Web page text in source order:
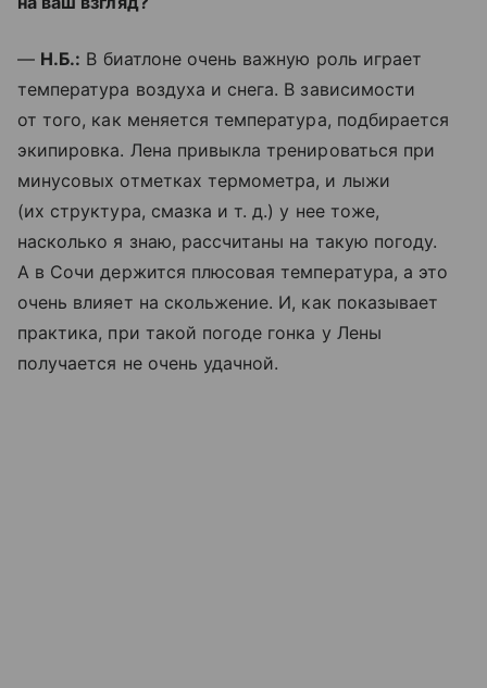
— Н.Б.: В биатлоне очень важную роль играет
температура воздуха и снега. В зависимости
от того, как меняется температура, подбирается
экипировка. Лена привыкла тренироваться при
минусовых отметках термометра, и лыжи
(их структура, смазка и т. д.) у нее тоже,
насколько я знаю, рассчитаны на такую погоду.
А в Сочи держится плюсовая температура, а это
очень влияет на скольжение. И, как показывает
практика, при такой погоде гонка у Лены
получается не очень удачной.